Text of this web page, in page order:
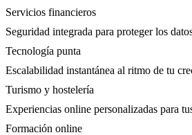
Servicios financieros
Seguridad integrada para proteger los
Tecnología punta
Escalabilidad instantánea al ritmo de tu
Turismo y hostelería
Experiencias online personalizadas para
Formación online